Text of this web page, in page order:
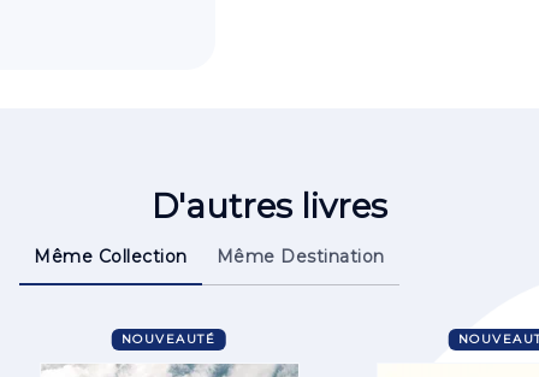
D'autres livres
Même Collection Même Destination
NOUVEAUTÉ